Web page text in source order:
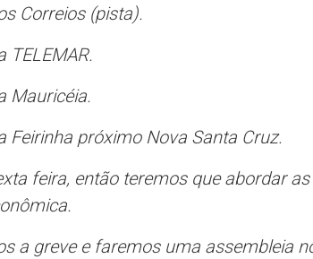
Correios (pista).
TELEMAR.
Mauricéia.
Feirinha próximo Nova Santa Cruz.
feira, então teremos que abordar
a greve e faremos uma assembleia